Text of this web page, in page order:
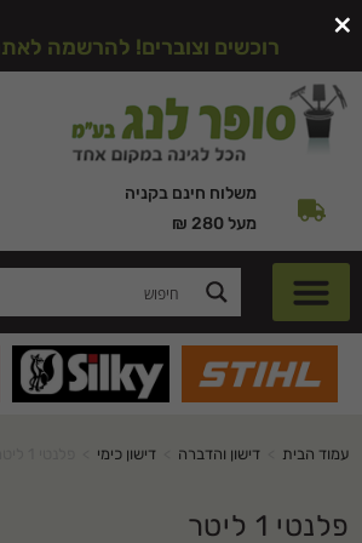
רוכשים וצוברים! להרשמה
משלוח חינם בקניה
מעל 280 ₪
עמוד הבית דישון והדברה דישון כימי
פלנטי 1 ליטר
×